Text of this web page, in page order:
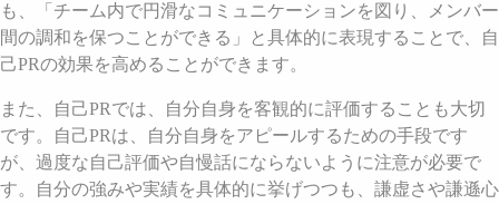
も、「チーム内で円滑なコミュニケーションを図り、メンバー
間の調和を保つことができる」と具体的に表現することで、自
己PRの効果を高めることができます。
また、自己PRでは、自分自身を客観的に評価することも大切
です。自己PRは、自分自身をアピールするための手段です
が、過度な自己評価や自慢話にならないように注意が必要で
す。自分の強みや実績を具体的に挙げつつも、謙虚さや謙遜心